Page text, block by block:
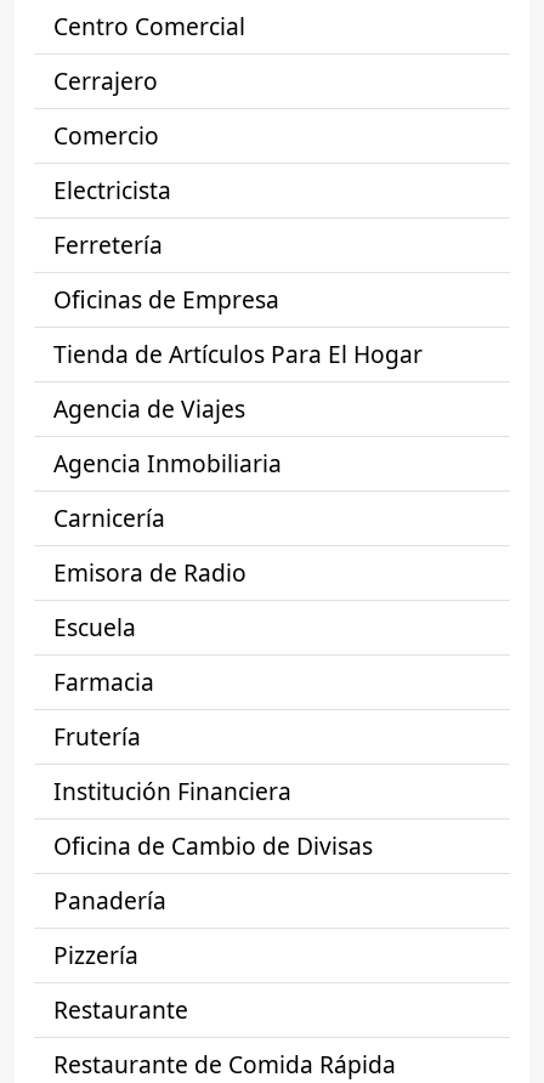
Centro Comercial
Cerrajero
Comercio
Electricista
Ferretería
Oficinas de Empresa
Tienda de Artículos Para El Hogar
Agencia de Viajes
Agencia Inmobiliaria
Carnicería
Emisora de Radio
Escuela
Farmacia
Frutería
Institución Financiera
Oficina de Cambio de Divisas
Panadería
Pizzería
Restaurante
Restaurante de Comida Rápida